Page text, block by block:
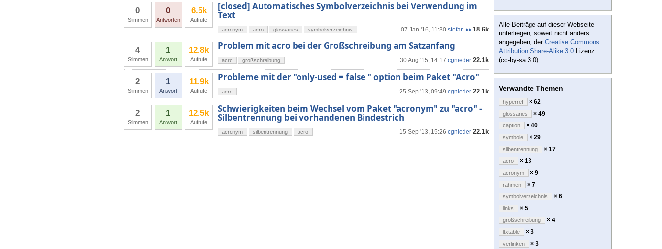
0
Stimmen
0
Antworten
6.5k
Aufrufe
[closed] Automatisches Symbolverzeichnis bei Verwendung im
Text
07 Jan '16, 11:30 stefan ♦♦ 18.6k
acronym acro glossaries symbolverzeichnis
4
Stimmen
1
Antwort
12.8k
Aufrufe
Problem mit acro bei der Großschreibung am Satzanfang
30 Aug '15, 14:17 cgnieder 22.1k
acro großschreibung
2
Stimmen
1
Antwort
11.9k
Aufrufe
Probleme mit der "only-used = false " option beim Paket "Acro"
25 Sep '13, 09:49 cgnieder 22.1k
acro
2
Stimmen
1
Antwort
12.5k
Aufrufe
Schwierigkeiten beim Wechsel vom Paket "acronym" zu "acro" -
Silbentrennung bei vorhandenen Bindestrich
15 Sep '13, 15:26 cgnieder 22.1k
acronym silbentrennung acro
Alle Beiträge auf dieser Webseite
unterliegen, soweit nicht anders
angegeben, der Creative Commons
Attribution Share-Alike 3.0 Lizenz
(cc-by-sa 3.0).
Verwandte Themen
hyperref × 62
glossaries × 49
caption × 40
symbole × 29
silbentrennung × 17
acro × 13
acronym × 9
rahmen × 7
symbolverzeichnis × 6
links × 5
großschreibung × 4
ltxtable × 3
verlinken × 3